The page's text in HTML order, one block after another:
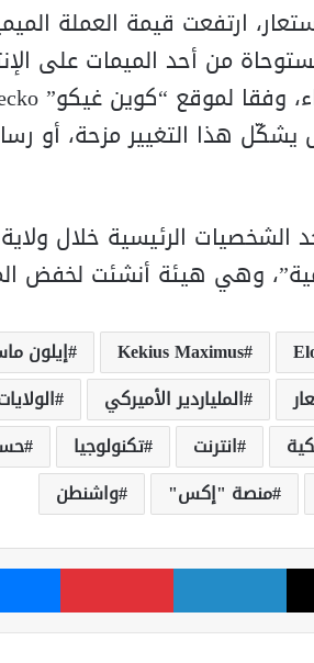
ارتفعت قيمة العملة
هذا التغيير مزحة، أو
الشخصيات الرئيسية خلال
وهي هيئة أنشئت لخفض
Kekius Maximus إيلون
الملياردير الأميركي
انترنت تكنولوجيا
منصة "إكس" واشنطن
‫X لينكدإن بينتيريست